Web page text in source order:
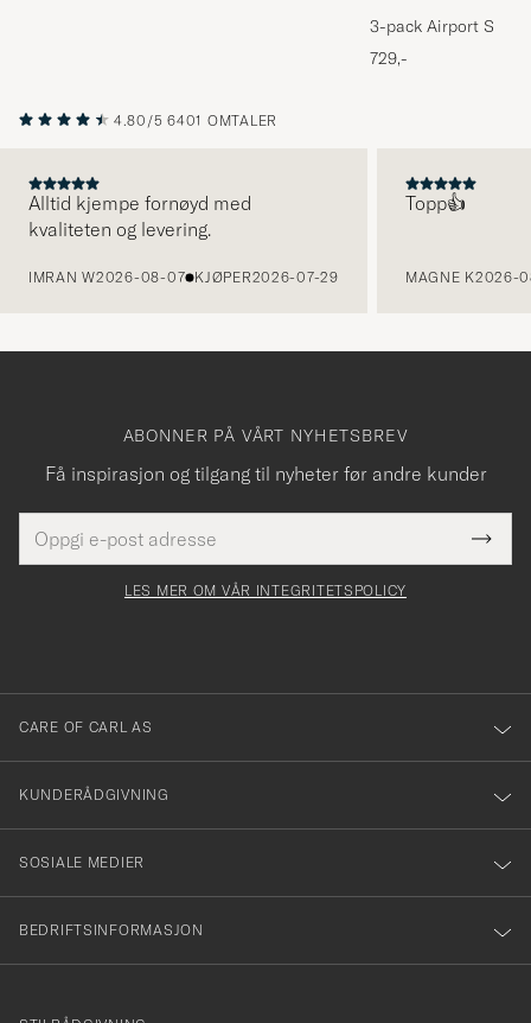
3-pack Airport
Melange
729,-
4.80/5 6401 OMTALER
Alltid kjempe fornøyd med
kvaliteten og levering.
IMRAN W2026-08-07 KJØPER2026-07-29
Topp👍
MAGNE K2026-
ABONNER PÅ VÅRT NYHETSBREV
Få inspirasjon og tilgang til nyheter før andre kunder
postadresse
felt
Tack
för
dig
till
vårt
nyhetsbrev!
LES MER OM VÅR INTEGRITETSPOLICY
CARE OF CARL AS
KUNDERÅDGIVNING
SOSIALE MEDIER
BEDRIFTSINFORMASJON